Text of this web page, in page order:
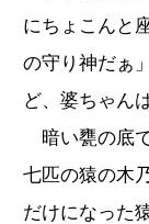
にちょこんと
の守り神だぁ
ど、婆ちゃん
暗い甕の底
七匹の猿の木
だけになった